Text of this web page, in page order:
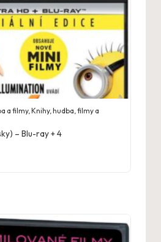
a filmy,Knihy, hudba, filmy a
– Blu-ray + 4